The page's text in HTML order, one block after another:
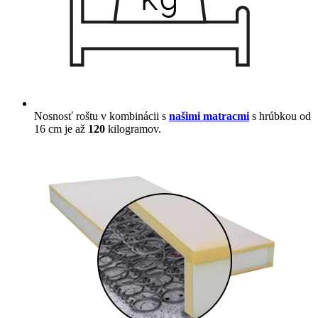
Nosnosť roštu v kombinácii s našimi matracmi s hrúbkou od
16 cm je až 120 kilogramov.